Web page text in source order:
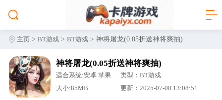
主页 >BT游戏 >BT游戏 > 神将屠龙(0.05折送神将爽抽)
神将屠龙(0.05折送神将爽抽)
适合系统:安卓 苹果
类型：BT游戏
大小:85MB
更新：2025-07-08 13:08:51